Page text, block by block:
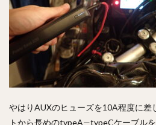
やはりAUXのヒューズを10A程度に差
トから長めのtypeA—typeCケーブル